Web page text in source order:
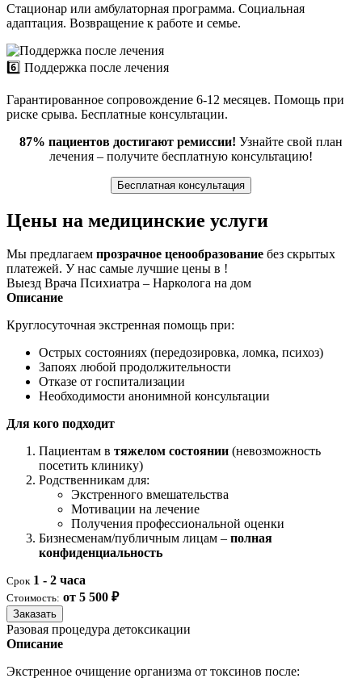
Стационар или амбулаторная программа. Социальная
адаптация. Возвращение к работе и семье.
6️⃣ Поддержка после лечения
Гарантированное сопровождение 6-12 месяцев. Помощь при
риске срыва. Бесплатные консультации.
87% пациентов достигают ремиссии! Узнайте свой план
лечения – получите бесплатную консультацию!
Бесплатная консультация
Цены на медицинские услуги
Мы предлагаем прозрачное ценообразование без скрытых
платежей. У нас самые лучшие цены в !
Выезд Врача Психиатра – Нарколога на дом
Описание
Круглосуточная экстренная помощь при:
Острых состояниях (передозировка, ломка, психоз)
Запоях любой продолжительности
Отказе от госпитализации
Необходимости анонимной консультации
Для кого подходит
Пациентам в тяжелом состоянии (невозможность
посетить клинику)
Родственникам для:
Экстренного вмешательства
Мотивации на лечение
Получения профессиональной оценки
Бизнесменам/публичным лицам – полная
конфиденциальность
Срок 1 - 2 часа
Стоимость: от 5 500 ₽
Заказать
Разовая процедура детоксикации
Описание
Экстренное очищение организма от токсинов после: